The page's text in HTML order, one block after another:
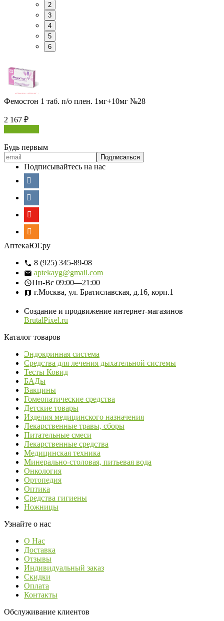
2
3
4
5
6
Фемостон 1 таб. п/о плен. 1мг+10мг №28
2 167 ₽
Будь первым
Подписывайтесь на нас
АптекаЮГ.ру
8 (925) 345-89-08
aptekayg@gmail.com
Пн-Вс 09:00—21:00
г.Москва, ул. Братиславская, д.16, корп.1
Создание и продвижение интернет-магазинов
BrutalPixel.ru
Каталог товаров
Эндокринная система
Средства для лечения дыхательной системы
Тесты Ковид
БАДы
Вакцины
Гомеопатические средства
Детские товары
Изделия медицинского назначения
Лекарственные травы, сборы
Питательные смеси
Лекарственные средства
Медицинская техника
Минерально-столовая, питьевая вода
Онкология
Ортопедия
Оптика
Средства гигиены
Ножницы
Узнайте о нас
О Нас
Доставка
Отзывы
Индивидуальный заказ
Скидки
Оплата
Контакты
Обслуживание клиентов